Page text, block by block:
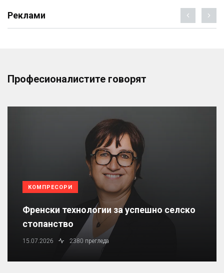
Реклами
Професионалистите говорят
КОМПРЕСОРИ
Френски технологии за успешно селско
стопанство
15.07.2026 2380 прегледа